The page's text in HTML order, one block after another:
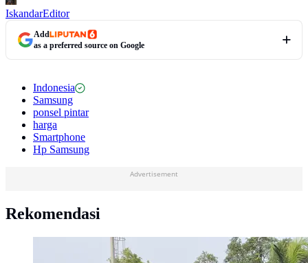
IskandarEditor
Add
as a preferred source on Google
Indonesia
Samsung
ponsel pintar
harga
Smartphone
Hp Samsung
Advertisement
Rekomendasi